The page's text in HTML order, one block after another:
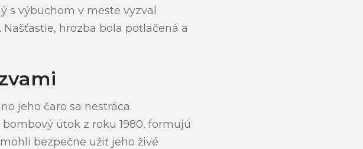
s výbuchom v meste vyzval
hrozba bola potlačená a
jeho čaro sa nestráca.
útok z roku 1980, formujú
bezpečne užiť jeho živé